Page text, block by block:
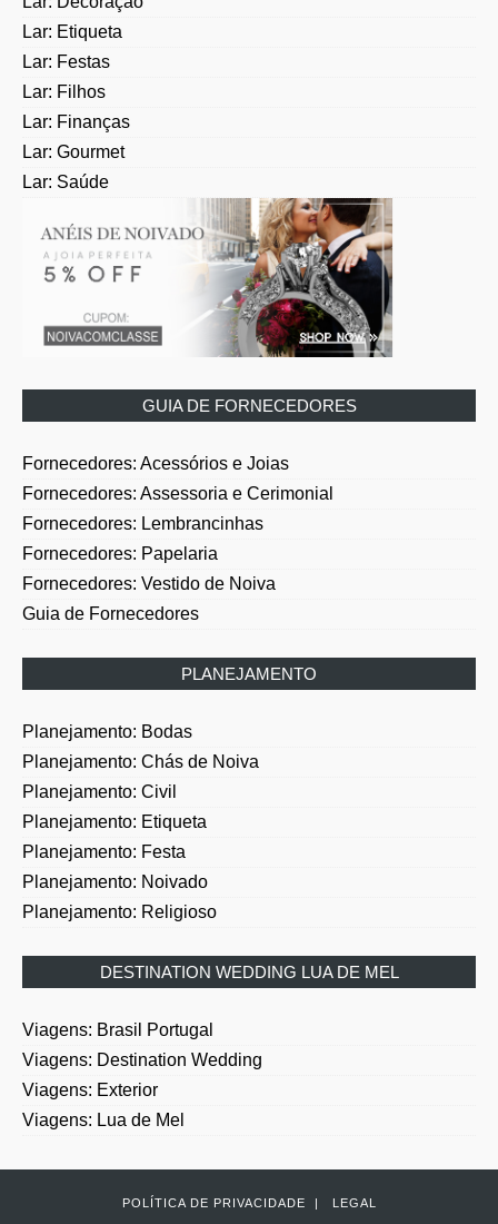
Lar: Etiqueta
Lar: Festas
Lar: Filhos
Lar: Finanças
Lar: Gourmet
Lar: Saúde
Fornecedores: Assessoria e Cerimonial
Fornecedores: Lembrancinhas
Fornecedores: Papelaria
Fornecedores: Vestido de Noiva
Guia de Fornecedores
Planejamento: Chás de Noiva
Planejamento: Civil
Planejamento: Etiqueta
Planejamento: Festa
Planejamento: Noivado
Planejamento: Religioso
Viagens: Destination Wedding
Viagens: Exterior
Viagens: Lua de Mel